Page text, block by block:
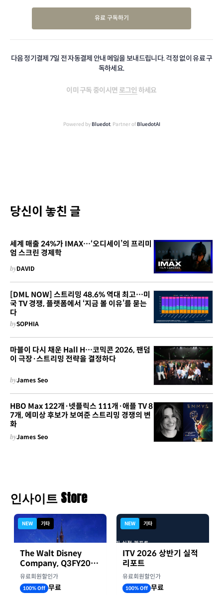
유료 구독하기
다음 정기결제 7일 전 자동결제 안내 메일을 보내드립니다. 걱정 없이 유료 구
독하세요.
이미 구독 중이시면 로그인 하세요
Powered by Bluedot, Partner of BluedotAI
당신이 놓친 글
세계 매출 24%가 IMAX…‘오디세이’의 프리미
엄 스크린 경제학
byDAVID
[DML NOW] 스트리밍 48.6% 역대 최고…미
국 TV 경쟁, 플랫폼에서 ‘지금 볼 이유’를 묻는
다
bySOPHIA
마블이 다시 채운 Hall H…코믹콘 2026, 팬덤
이 극장·스트리밍 전략을 결정하다
byJames Seo
HBO Max 122개·넷플릭스 111개·애플 TV 8
7개, 에미상 후보가 보여준 스트리밍 경쟁의 변
화
byJames Seo
인사이트 Store
NEW 기타
The Walt Disney
Company, Q3FY2026
실적자료
유료회원할인가
100% Off 무료
NEW 기타
ITV 2026 상반기 실적
리포트
유료회원할인가
100% Off 무료